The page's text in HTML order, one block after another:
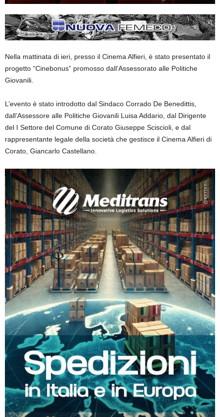
Nella mattinata di ieri, presso il Cinema Alfieri, è stato presentato il
progetto “Cinebonus” promosso dall’Assessorato alle Politiche
Giovanili.
L’evento è stato introdotto dal Sindaco Corrado De Benedittis,
dall’Assessore alle Politiche Giovanili Luisa Addario, dal Dirigente
del I Settore del Comune di Corato Giuseppe Sciscioli, e dal
rappresentante legale della società che gestisce il Cinema Alfieri di
Corato, Giancarlo Castellano.